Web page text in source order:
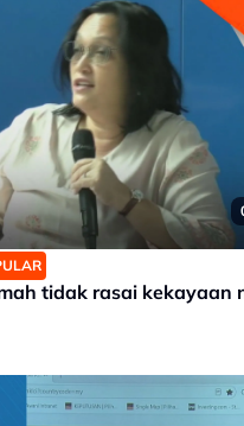
tidak rasai kekayaan